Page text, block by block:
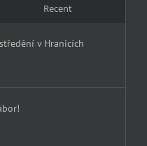
Recent
v Hranicích